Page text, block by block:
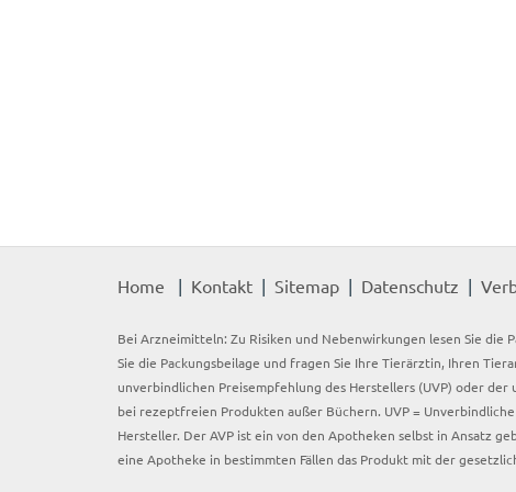
Home Kontakt Sitemap Datenschutz
Bei Arzneimitteln: Zu Risiken und Nebenwirkungen lesen Sie
Sie die Packungsbeilage und fragen Sie Ihre Tierärztin, Ihren
unverbindlichen Preisempfehlung des Herstellers (UVP) oder
bei rezeptfreien Produkten außer Büchern. UVP =
Hersteller. Der AVP ist ein von den Apotheken selbst in Ansatz
eine Apotheke in bestimmten Fällen das Produkt mit der